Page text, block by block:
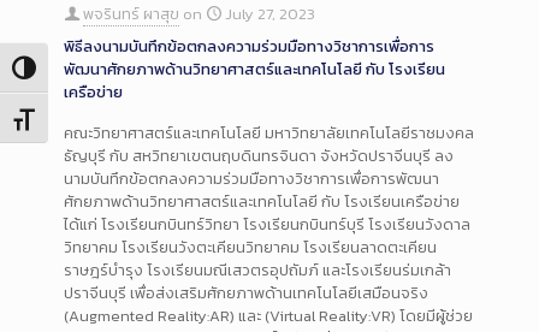
Toggle High Contrast
Toggle Font size
พจรินทร์ ผาสุข on
July 27, 2023
พิธีลงนามบันทึกข้อตกลงความร่วมมือทางวิชาการเพื่อการ
พัฒนาศักยภาพด้านวิทยาศาสตร์และเทคโนโลยี กับ โรงเรียน
เครือข่าย
คณะวิทยาศาสตร์และเทคโนโลยี มหาวิทยาลัยเทคโนโลยีราชมงคล
ธัญบุรี กับ สหวิทยาเขตนฤบดินทรจินดา จังหวัดปราจีนบุรี ลง
นามบันทึกข้อตกลงความร่วมมือทางวิชาการเพื่อการพัฒนา
ศักยภาพด้านวิทยาศาสตร์และเทคโนโลยี กับ โรงเรียนเครือข่าย
ได้แก่ โรงเรียนกบินทร์วิทยา โรงเรียนกบินทร์บุรี โรงเรียนวังดาล
วิทยาคม โรงเรียนวังตะเคียนวิทยาคม โรงเรียนลาดตะเคียน
ราษฎร์บำรุง โรงเรียนมณีเสวตรอุปถัมภ์ และโรงเรียนร่มเกล้า
ปราจีนบุรี เพื่อส่งเสริมศักยภาพด้านเทคโนโลยีเสมือนจริง
(Augmented Reality:AR) และ (Virtual Reality:VR) โดยมีผู้ช่วย